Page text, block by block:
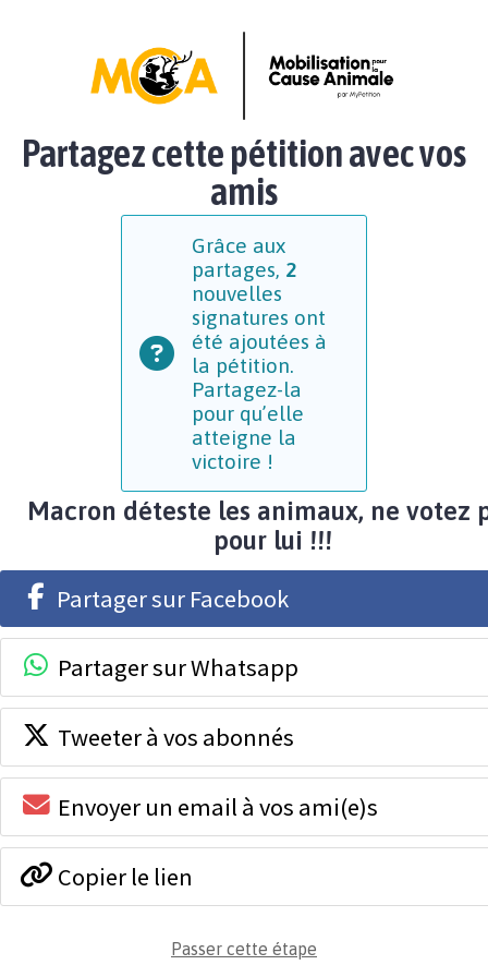
Partagez cette pétition avec vos
amis
Grâce aux
partages, 2
nouvelles
signatures ont
été ajoutées à
la pétition.
Partagez-la
pour qu’elle
atteigne la
victoire !
Macron déteste les animaux, ne votez
pour lui !!!
Partager sur Facebook
Partager sur Whatsapp
Tweeter à vos abonnés
Envoyer un email à vos ami(e)s
Copier le lien
Passer cette étape